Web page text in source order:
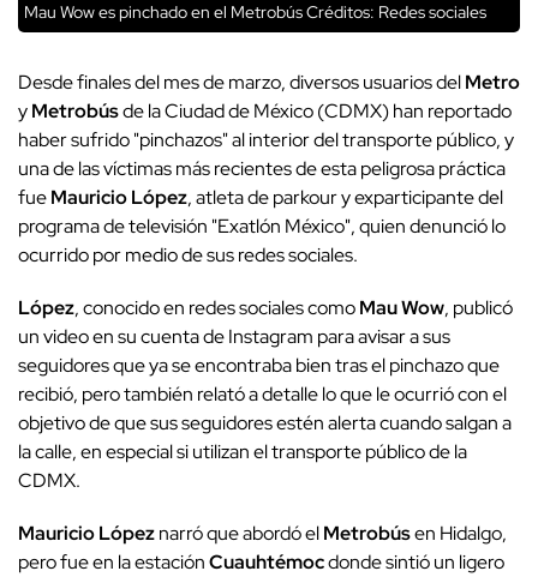
Mau Wow es pinchado en el MetrobúsCréditos: Redes sociales
Desde finales del mes de marzo, diversos usuarios delMetro
yMetrobúsde la Ciudad de México (CDMX) han reportado
haber sufrido "pinchazos" al interior del transporte público, y
una de las víctimas más recientes de esta peligrosa práctica
fueMauricioLópez, atleta de parkour y exparticipante del
programa de televisión "Exatlón México", quien denunció lo
ocurrido por medio de sus redes sociales.
López, conocido en redes sociales comoMauWow, publicó
un video en su cuenta de Instagram para avisar a sus
seguidores que ya se encontraba bien tras el pinchazo que
recibió, pero también relató a detalle lo que le ocurrió con el
objetivo de que sus seguidores estén alerta cuando salgan a
la calle, en especial si utilizan el transporte público de la
CDMX.
MauricioLópeznarró que abordó elMetrobúsen Hidalgo,
pero fue en la estaciónCuauhtémocdonde sintió un ligero